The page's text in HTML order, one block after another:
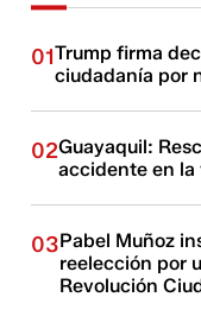
01Trump firma
ciudadanía por
02Guayaquil:
accidente en la
03Pabel Muñoz
reelección por
Revolución